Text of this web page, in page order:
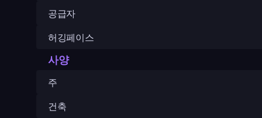
공급자
허깅페이스
사양
주
건축